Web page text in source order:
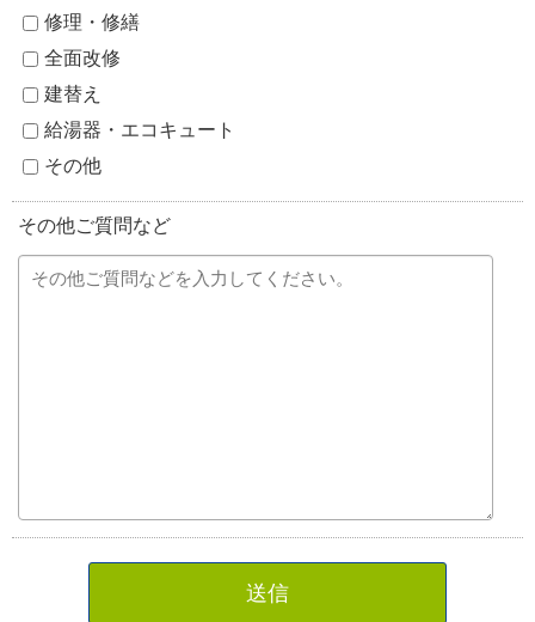
修理・修繕
全面改修
建替え
給湯器・エコキュート
その他
その他ご質問など
送信